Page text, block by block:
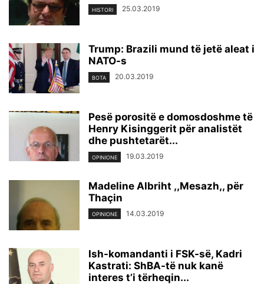
HISTORI 25.03.2019
Trump: Brazili mund të jetë aleat i
NATO-s
BOTA 20.03.2019
Pesë porositë e domosdoshme të
Henry Kisinggerit për analistët
dhe pushtetarët...
OPINIONE 19.03.2019
Madeline Albriht ,,Mesazh,, për
Thaçin
OPINIONE 14.03.2019
Ish-komandanti i FSK-së, Kadri
Kastrati: ShBA-të nuk kanë
interes t’i tërheqin...